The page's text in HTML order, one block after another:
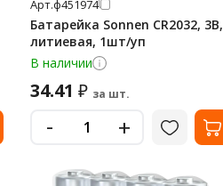
Арт.ф451974
Батарейка Sonnen CR2032, 3В,
литиевая, 1шт/уп
В наличии
34.41 ₽ за шт.
- +